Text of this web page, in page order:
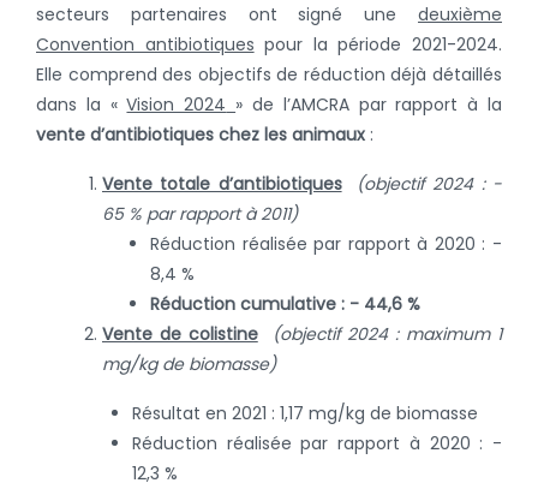
secteurs partenaires ont signé une deuxième
Convention antibiotiques pour la période 2021-2024.
Elle comprend des objectifs de réduction déjà détaillés
dans la «Vision 2024 » de l’AMCRA par rapport à la
vente d’antibiotiques chez les animaux :
Vente totale d’antibiotiques
(objectif 2024 : -
65 % par rapport à 2011)
Réduction réalisée par rapport à 2020 : -
8,4 %
Réduction cumulative : - 44,6 %
Vente de colistine
(objectif 2024 : maximum 1
mg/kg de biomasse)
Résultat en 2021 : 1,17 mg/kg de biomasse
Réduction réalisée par rapport à 2020 : -
12,3 %